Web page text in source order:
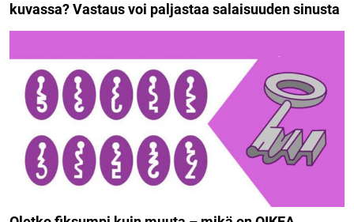
kuvassa? Vastaus voi paljastaa salaisuuden sinusta